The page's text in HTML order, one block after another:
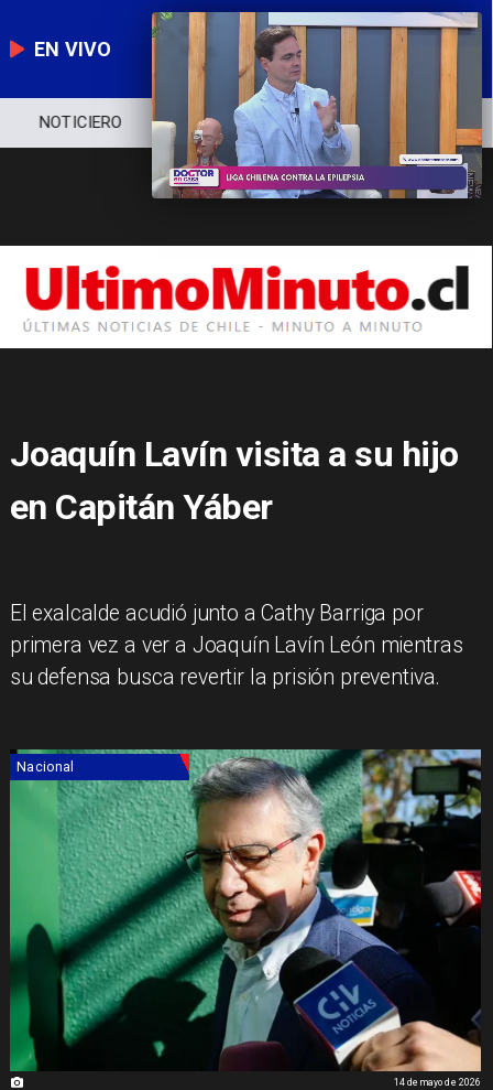
EN VIVO
NOTICIERO POLÍTICA ECONOMÍA
Joaquín Lavín visita a su hijo
en Capitán Yáber
El exalcalde acudió junto a Cathy Barriga por
primera vez a ver a Joaquín Lavín León mientras
su defensa busca revertir la prisión preventiva.
Nacional
14 de mayo de 2026